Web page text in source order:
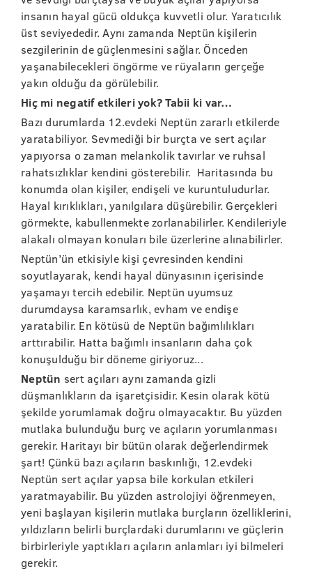
insanın hayal gücü oldukça kuvvetli olur. Yaratıcılık
üst seviyededir. Aynı zamanda Neptün kişilerin
sezgilerinin de güçlenmesini sağlar. Önceden
yaşanabilecekleri öngörme ve rüyaların gerçeğe
yakın olduğu da görülebilir.
Hiç mi negatif etkileri yok? Tabii ki var…
Bazı durumlarda 12.evdeki Neptün zararlı etkilerde
yaratabiliyor. Sevmediği bir burçta ve sert açılar
yapıyorsa o zaman melankolik tavırlar ve ruhsal
rahatsızlıklar kendini gösterebilir. Haritasında bu
konumda olan kişiler, endişeli ve kuruntuludurlar.
Hayal kırıklıkları, yanılgılara düşürebilir. Gerçekleri
görmekte, kabullenmekte zorlanabilirler. Kendileriyle
alakalı olmayan konuları bile üzerlerine alınabilirler.
Neptün’ün etkisiyle kişi çevresinden kendini
soyutlayarak, kendi hayal dünyasının içerisinde
yaşamayı tercih edebilir. Neptün uyumsuz
durumdaysa karamsarlık, evham ve endişe
yaratabilir. En kötüsü de Neptün bağımlılıkları
arttırabilir. Hatta bağımlı insanların daha çok
konuşulduğu bir döneme giriyoruz...
Neptün sert açıları aynı zamanda gizli
düşmanlıkların da işaretçisidir. Kesin olarak kötü
şekilde yorumlamak doğru olmayacaktır. Bu yüzden
mutlaka bulunduğu burç ve açıların yorumlanması
gerekir. Haritayı bir bütün olarak değerlendirmek
şart! Çünkü bazı açıların baskınlığı, 12.evdeki
Neptün sert açılar yapsa bile korkulan etkileri
yaratmayabilir. Bu yüzden astrolojiyi öğrenmeyen,
yeni başlayan kişilerin mutlaka burçların özelliklerini,
yıldızların belirli burçlardaki durumlarını ve güçlerin
birbirleriyle yaptıkları açıların anlamları iyi bilmeleri
gerekir.